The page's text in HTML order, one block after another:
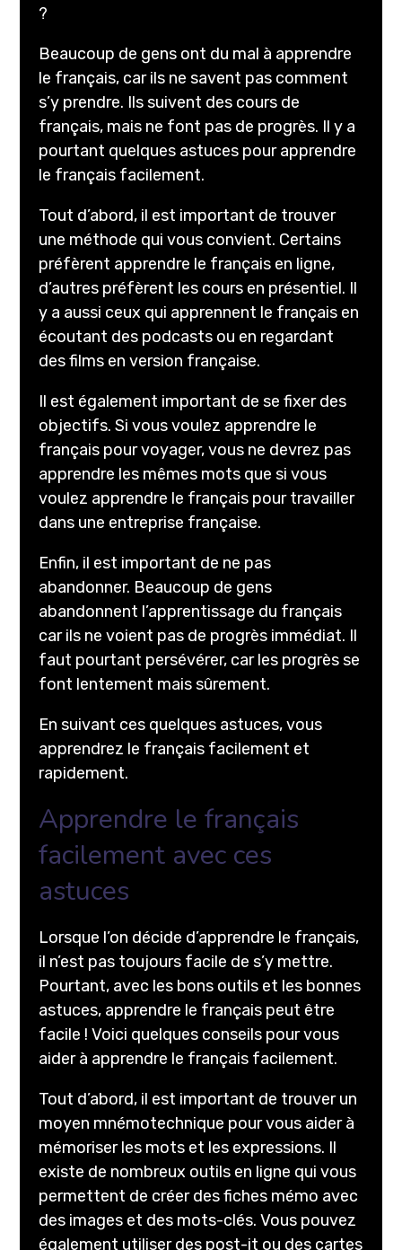
?
Beaucoup de gens ont du mal à apprendre
le français, car ils ne savent pas comment
s’y prendre. Ils suivent des cours de
français, mais ne font pas de progrès. Il y a
pourtant quelques astuces pour apprendre
le français facilement.
Tout d’abord, il est important de trouver
une méthode qui vous convient. Certains
préfèrent apprendre le français en ligne,
d’autres préfèrent les cours en présentiel. Il
y a aussi ceux qui apprennent le français en
écoutant des podcasts ou en regardant
des films en version française.
Il est également important de se fixer des
objectifs. Si vous voulez apprendre le
français pour voyager, vous ne devrez pas
apprendre les mêmes mots que si vous
voulez apprendre le français pour travailler
dans une entreprise française.
Enfin, il est important de ne pas
abandonner. Beaucoup de gens
abandonnent l’apprentissage du français
car ils ne voient pas de progrès immédiat. Il
faut pourtant persévérer, car les progrès se
font lentement mais sûrement.
En suivant ces quelques astuces, vous
apprendrez le français facilement et
rapidement.
Apprendre le français
facilement avec ces
astuces
Lorsque l’on décide d’apprendre le français,
il n’est pas toujours facile de s’y mettre.
Pourtant, avec les bons outils et les bonnes
astuces, apprendre le français peut être
facile ! Voici quelques conseils pour vous
aider à apprendre le français facilement.
Tout d’abord, il est important de trouver un
moyen mnémotechnique pour vous aider à
mémoriser les mots et les expressions. Il
existe de nombreux outils en ligne qui vous
permettent de créer des fiches mémo avec
des images et des mots-clés. Vous pouvez
également utiliser des post-it ou des cartes